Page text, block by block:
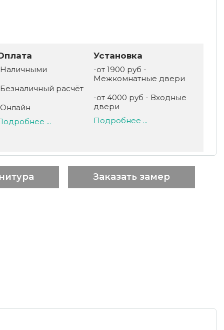
расчёт
...
Установка
-от 1900 руб -
Межкомнатные двери
-от 4000 руб - Входные
двери
Подробнее ...
Заказать замер